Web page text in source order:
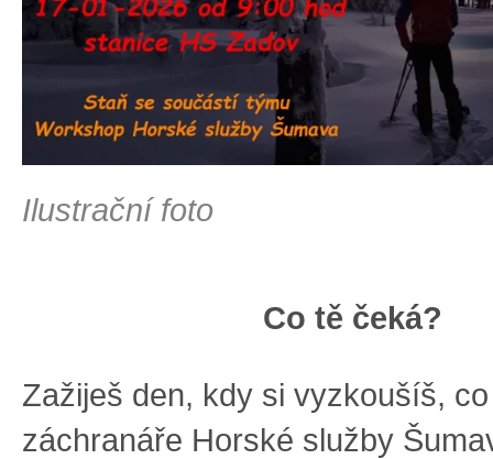
Ilustrační foto
Co tě čeká?
Zažiješ den, kdy si vyzkoušíš,
záchranáře Horské služby